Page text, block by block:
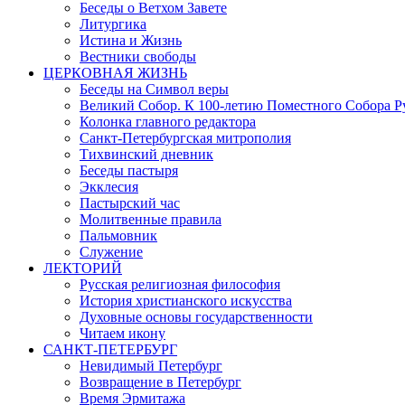
Беседы о Ветхом Завете
Литургика
Истина и Жизнь
Вестники свободы
ЦЕРКОВНАЯ ЖИЗНЬ
Беседы на Символ веры
Великий Собор. К 100-летию Поместного Собора
Колонка главного редактора
Санкт-Петербургская митрополия
Тихвинский дневник
Беседы пастыря
Экклесия
Пастырский час
Молитвенные правила
Пальмовник
Служение
ЛЕКТОРИЙ
Русская религиозная философия
История христианского искусства
Духовные основы государственности
Читаем икону
САНКТ-ПЕТЕРБУРГ
Невидимый Петербург
Возвращение в Петербург
Время Эрмитажа